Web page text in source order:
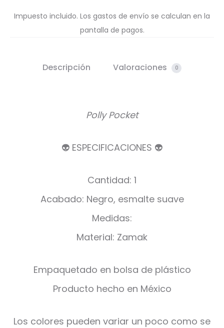
Impuesto incluido. Los gastos de envío se calculan en la
pantalla de pagos.
Descripción Valoraciones 0
Polly Pocket
👽 ESPECIFICACIONES 👽
Cantidad: 1
Acabado: Negro, esmalte suave
Medidas:
Material: Zamak
Empaquetado en bolsa de plástico
Producto hecho en México
Los colores pueden variar un poco como se